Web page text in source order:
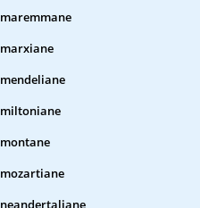
maremmane
marxiane
mendeliane
miltoniane
montane
mozartiane
neandertaliane